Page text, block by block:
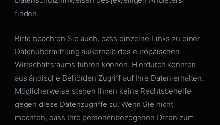
finden.
Bitte beachten Sie auch, dass einzelne Links zu einer
Datenübermittlung außerhalb des europäischen
Wirtschaftsraums führen können. Hierdurch könnten
ausländische Behörden Zugriff auf Ihre Daten erhalten.
Möglicherweise stehen Ihnen keine Rechtsbehelfe
gegen diese Datenzugriffe zu. Wenn Sie nicht
möchten, dass Ihre personenbezogenen Daten zum